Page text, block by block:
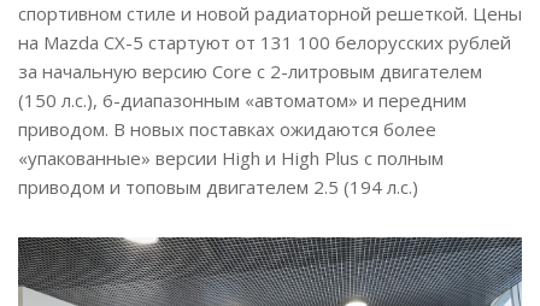
спортивном стиле и новой радиаторной решеткой. Цены
на Mazda CX-5 стартуют от 131 100 белорусских рублей
за начальную версию Core с 2-литровым двигателем
(150 л.с.), 6-диапазонным «автоматом» и передним
приводом. В новых поставках ожидаются более
«упакованные» версии High и High Plus с полным
приводом и топовым двигателем 2.5 (194 л.с.)